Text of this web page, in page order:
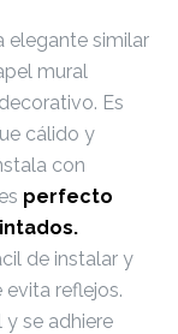
elegante similar
mural
Es
cálido y
con
perfecto
de instalar y
reflejos.
se adhiere